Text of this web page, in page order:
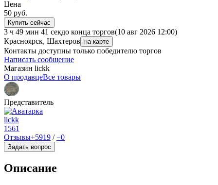
Цена
50 руб.
Купить сейчас
3 ч 49 мин 41 секдо конца торгов(10 авг 2026 12:00)
Красноярск, Шахтеров
на карте
Контакты доступны только победителю торгов
Написать сообщение
Магазин lickk
О продавцеВсе товары
Представитель
lickk
1561
Отзывы+5919 /−0
Задать вопрос
Описание